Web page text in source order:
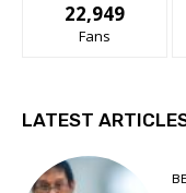
22,949
Fans
LATEST